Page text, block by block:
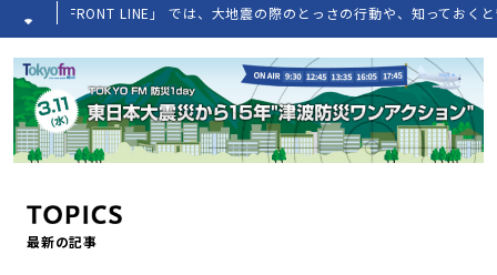
LINE」 では、大地震の際のとっさの行動や、知っておくと安心な
最新の記事